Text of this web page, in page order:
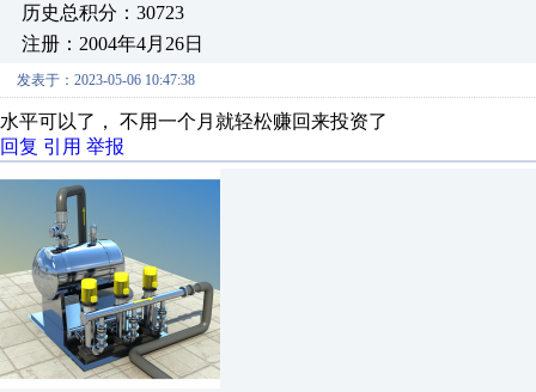
历史总积分：30723
注册：2004年4月26日
发表于：2023-05-06 10:47:38
水平可以了， 不用一个月就轻松赚回来投资了
回复 引用 举报